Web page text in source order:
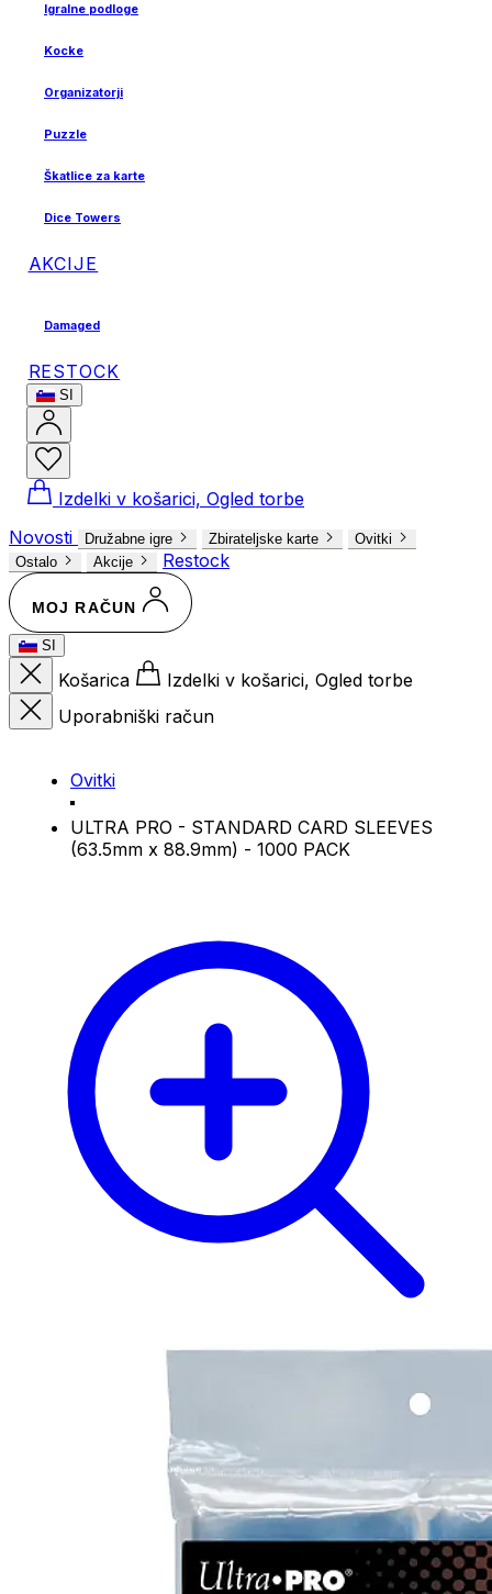
Igralne podloge
Kocke
Organizatorji
Puzzle
Škatlice za karte
Dice Towers
AKCIJE
Damaged
RESTOCK
SI
Izdelki v košarici, Ogled torbe
Novosti
Družabne igre Zbirateljske karte
Ovitki
Ostalo
Akcije Restock
MOJ RAČUN
SI
Košarica
Izdelki v košarici, Ogled torbe
Uporabniški račun
Ovitki
ULTRA PRO - STANDARD CARD SLEEVES
(63.5mm x 88.9mm) - 1000 PACK